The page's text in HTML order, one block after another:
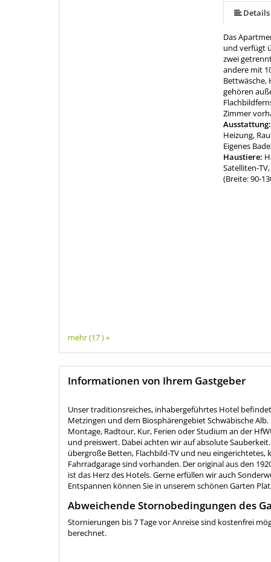
mehr (17 ) »
Details
Das
und verfügt
zwei
andere mit
Bettwäsche,
gehören
Zimmer
Ausstattung:
Heizung,
Eigenes
Haustiere:
Satelliten-TV,
(Breite: 90-
Informationen von Ihrem Gastgeber
Unser traditionsreiches, inhabergeführtes Hotel
Metzingen und dem Biosphärengebiet Schwäbische
Montage, Radtour, Kur, Ferien oder Studium an der
und preiswert. Dabei achten wir auf absolute
übergroße Betten, Flachbild-TV und neu
Fahrradgarage sind vorhanden. Der original aus den
ist das Herz des Hotels. Gerne erfüllen wir auch
Entspannen können Sie in unserem schönen Garten
Abweichende Stornobedingungen des
Stornierungen bis 7 Tage vor Anreise sind kostenfrei
berechnet.